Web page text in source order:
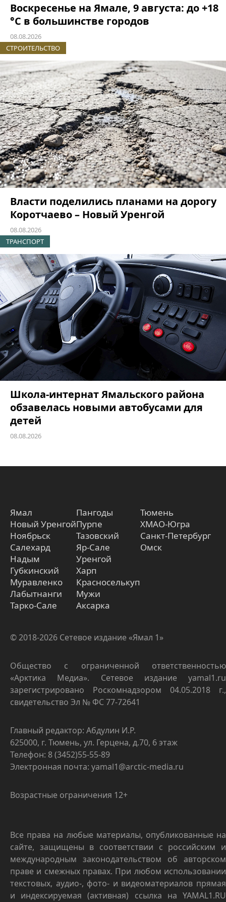
Воскресенье на Ямале, 9 августа: до +18
°C в большинстве городов
08.08.2026
СТРОИТЕЛЬСТВО
Власти поделились планами на дорогу
Коротчаево – Новый Уренгой
08.08.2026
ТРАНСПОРТ
Школа-интернат Ямальского района
обзавелась новыми автобусами для
детей
08.08.2026
Ямал
Новый Уренгой
Ноябрьск
Салехард
Надым
Губкинский
Муравленко
Лабытнанги
Тарко-Сале
Пангоды
Пурпе
Тазовский
Яр-Сале
Уренгой
Харп
Красноселькуп
Мужи
Аксарка
Тюмень
ХМАО-Югра
Санкт-Петербург
Омск
© 2018-2026 Сетевое издание «Ямал 1»
Общество с ограниченной ответственностью
«Арктика Медиа». Сетевое издание yamal1.ru
зарегистрировано Роскомнадзором 04.05.2018 г.,
свидетельство Эл № ФС 77-72641
Главный редактор: Абдулин И.Р.
625000, г. Тюмень, ул. Герцена, д.70, 6 этаж
Телефон: 8 (3452)55-55-89
Электронная почта: yamal1@arctic-media.ru
Возрастные ограничения 12+
Все права на любые материалы, опубликованные на
сайте, защищены в соответствии с российским и
международным законодательством об авторском
праве и смежных правах. При любом использовании
текстовых, аудио-, фото- и видеоматериалов прямая
и индексируемая (активная) ссылка на YAMAL1.RU